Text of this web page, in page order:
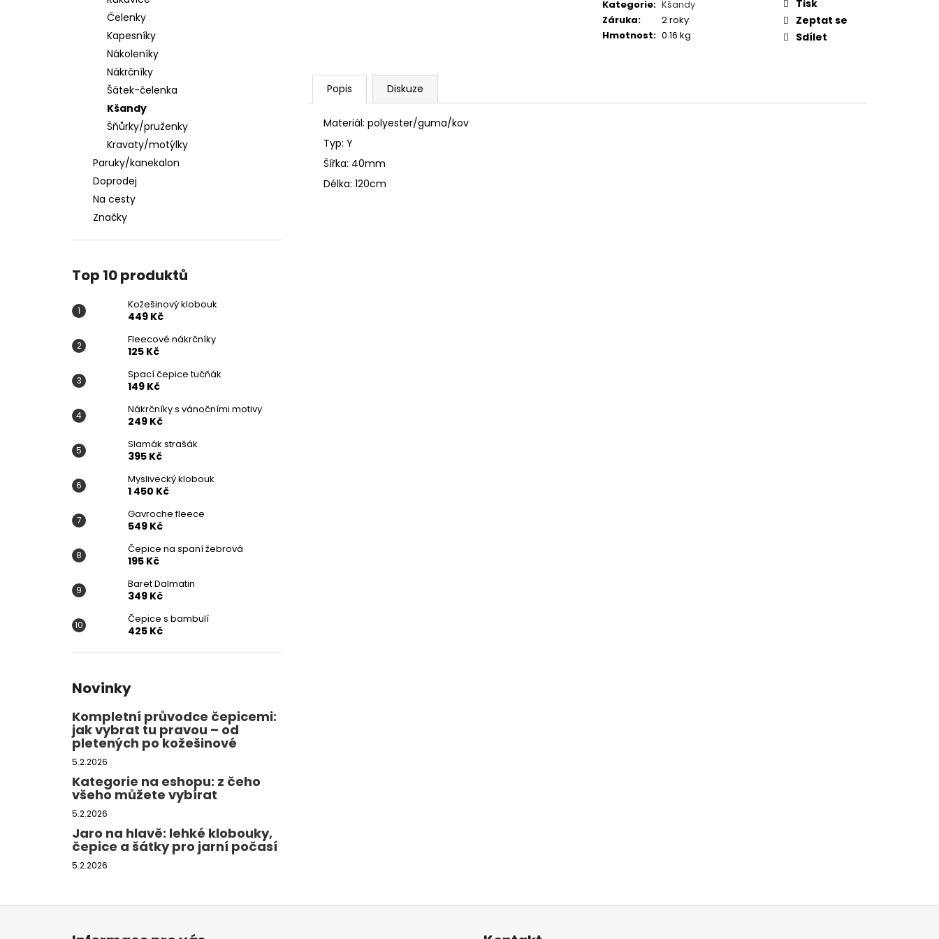
Čelenky
Kapesníky
Nákoleníky
Nákrčníky
Šátek-čelenka
Kšandy
Šňůrky/pruženky
Kravaty/motýlky
Paruky/kanekalon
Doprodej
Na cesty
Značky
Top 10 produktů
Kožešinový klobouk
449 Kč
Fleecové nákrčníky
125 Kč
Spací čepice tučňák
149 Kč
Nákrčníky s vánočními motivy
249 Kč
Slamák strašák
395 Kč
Myslivecký klobouk
1 450 Kč
Gavroche fleece
549 Kč
Čepice na spaní žebrová
195 Kč
Baret Dalmatin
349 Kč
Čepice s bambulí
425 Kč
Novinky
Kompletní průvodce čepicemi:
jak vybrat tu pravou – od
pletených po kožešinové
5.2.2026
Kategorie na eshopu: z čeho
všeho můžete vybírat
5.2.2026
Jaro na hlavě: lehké klobouky,
čepice a šátky pro jarní počasí
5.2.2026
Kategorie: Kšandy
Záruka:
2 roky
Hmotnost: 0.16 kg
Tisk
Zeptat se
Sdílet
Popis Diskuze
Materiál: polyester/guma/kov
Typ: Y
Šířka: 40mm
Délka: 120cm
KOŽEŠINOVÝ KLOBOUK
449 Kč
SPACÍ ČEPICE TUČŇÁK
Z